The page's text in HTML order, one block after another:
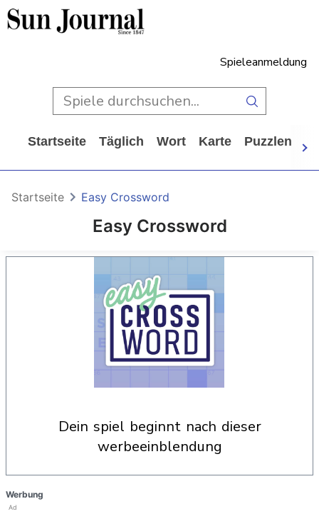
Spieleanmeldung
Startseite Täglich Wort Karte Puzzlen
Easy Crossword
Startseite Easy Crossword
dein spiel beginnt nach dieser
werbeeinblendung
Werbung
Ad